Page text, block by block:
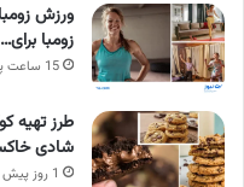
ورزش
زومبا برای…
15 ساعت پیش
طرز تهیه
شادی
1 روز پیش